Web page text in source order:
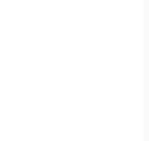
泉州市丰泽区
青岛市南区山
烟台市芝罘区
长春市朝阳区
贵阳市南明区
昆明市盘龙区
石家庄市长安
西安市碑林区
海口市龙华区
唐山市路南区